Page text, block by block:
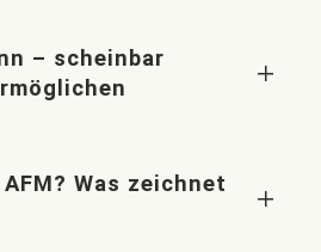
– scheinbar
Was zeichnet